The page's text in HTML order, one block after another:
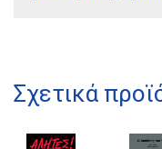
Σχετικά